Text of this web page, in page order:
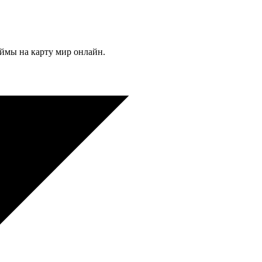
на карту мир онлайн.